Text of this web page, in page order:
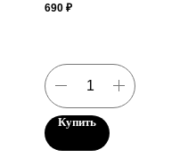
690 ₽
Купить
Телефон
+7(921)891-78-84